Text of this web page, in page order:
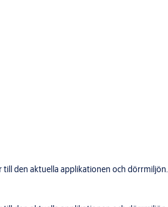
till den aktuella applikationen och dörrmiljön.